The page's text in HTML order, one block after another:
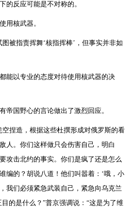
的反应可能是不对称的。
用核武器。
被指责挥舞‘核指挥棒’，但事实并非如
能以专业的态度对待使用核武器的决
帝国野心的言论做出了激烈回应。
空捏造，根据这些杜撰形成对俄罗斯的看
人。你们这样做只会伤害自己，明白
攻击北约的事实。你们是疯了还是怎么
编的？胡说八道！他们叫嚣着：‘哦，小
我们必须紧急武装自己，紧急向乌克兰
的是什么？”普京强调说：“这是为了维